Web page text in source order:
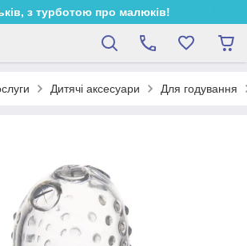
з турботою про малюків!
Дитячі аксесуари Для годування